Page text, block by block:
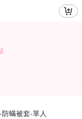
螨被套-單人